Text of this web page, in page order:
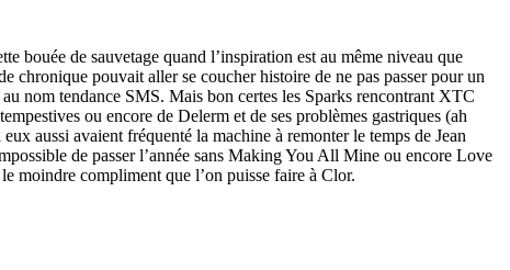
bouée de sauvetage quand l’inspiration est au même niveau que
chronique pouvait aller se coucher histoire de ne pas passer pour un
nom tendance SMS. Mais bon certes les Sparks rencontrant XTC
ou encore de Delerm et de ses problèmes gastriques (ah
aussi avaient fréquenté la machine à remonter le temps de Jean
de passer l’année sans Making You All Mine ou encore Love
moindre compliment que l’on puisse faire à Clor.